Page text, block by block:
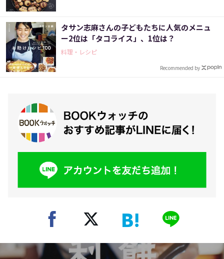
タサン志麻さんの子どもたちに人気のメニュ
ー2位は「タコライス」、1位は？
料理・レシピ
Recommended by